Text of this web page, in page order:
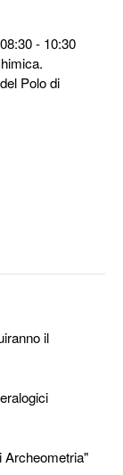
- 10:30
Polo di
il
Archeometria"